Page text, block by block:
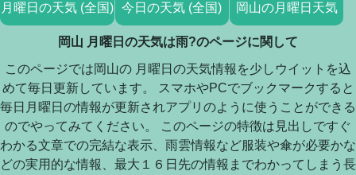
月曜日の天気 (全国) 今日の天気 (全国) 岡山の月曜日天気
岡山 月曜日の天気は雨?のページに関して
このページでは岡山の 月曜日の天気情報を少しウイットを込
めて毎日更新しています。 スマホやPCでブックマークすると
毎日月曜日の情報が更新されアプリのように使うことができる
のでやってみてください。 このページの特徴は見出しですぐ
わかる文章での完結な表示、雨雲情報など服装や傘が必要かな
どの実用的な情報、最大１６日先の情報までわかってしまう長